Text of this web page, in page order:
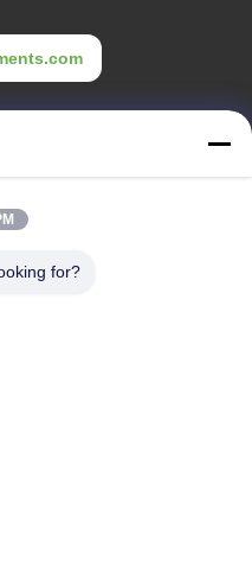
città di Guangzhou
for?